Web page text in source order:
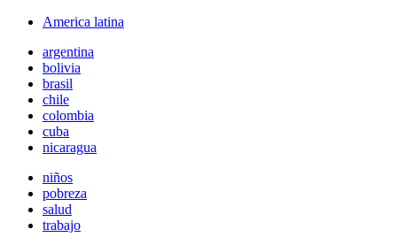
America latina
argentina
bolivia
brasil
chile
colombia
cuba
nicaragua
niños
pobreza
salud
trabajo